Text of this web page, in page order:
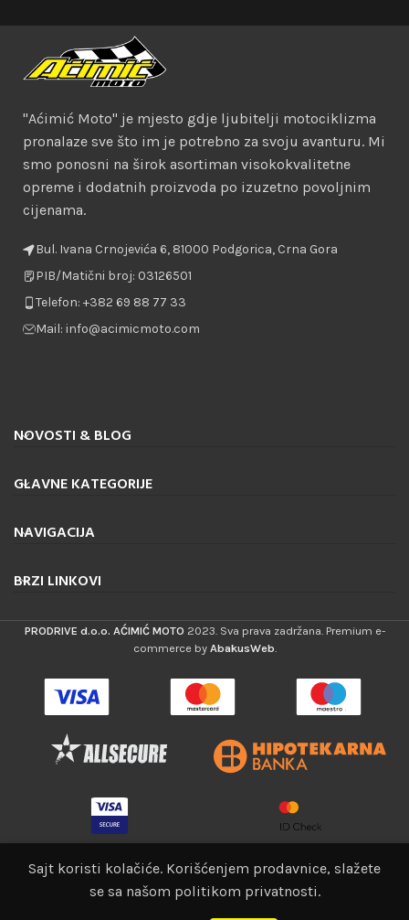
"Aćimić Moto" je mjesto gdje ljubitelji motociklizma
pronalaze sve što im je potrebno za svoju avanturu. Mi
smo ponosni na širok asortiman visokokvalitetne
opreme i dodatnih proizvoda po izuzetno povoljnim
cijenama.
Bul. Ivana Crnojevića 6, 81000 Podgorica, Crna Gora
PIB/Matični broj: 03126501
Telefon: +382 69 88 77 33
Mail: info@acimicmoto.com
NOVOSTI & BLOG
GLAVNE KATEGORIJE
NAVIGACIJA
BRZI LINKOVI
PRODRIVE d.o.o. AĆIMIĆ MOTO 2023. Sva prava zadržana. Premium e-
commerce by AbakusWeb
Sajt koristi kolačiće. Korišćenjem prodavnice, slažete
se sa našom politikom privatnosti.
NOSAC KOFERA HONDA
139,00€